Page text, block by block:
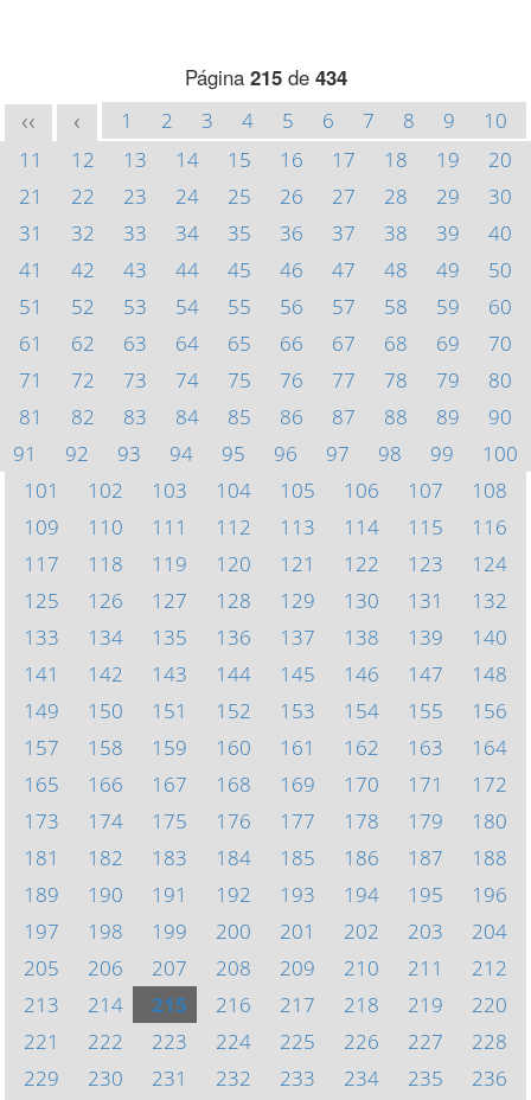
Página 215de 434
<< < 1 2 3 4 5 6 7 8 9
10
11
12 13 14 15 16 17 18 19
20
21
22 23 24 25 26 27 28 29
30
31
32 33 34 35 36 37 38 39
40
41
42 43 44 45 46 47 48 49
50
51
52 53 54 55 56 57 58 59
60
61
62 63 64 65 66 67 68 69
70
71
72 73 74 75 76 77 78 79
80
81
82 83 84 85 86 87 88 89
90
91
92 93 94 95 96 97 98 99
100
101
102 103 104 105 106 107
108
109
110 111 112 113 114 115
116
117
118 119 120 121 122 123
124
125
126 127 128 129 130 131
132
133
134 135 136 137 138 139
140
141
142 143 144 145 146 147
148
149
150 151 152 153 154 155
156
157
158 159 160 161 162 163
164
165
166 167 168 169 170 171
172
173
174 175 176 177 178 179
180
181
182 183 184 185 186 187
188
189
190 191 192 193 194 195
196
197
198 199 200 201 202 203
204
205
206 207 208 209 210 211
212
213
214 215 216 217 218 219
220
221
222 223 224 225 226 227
228
229
230 231 232 233 234 235
236